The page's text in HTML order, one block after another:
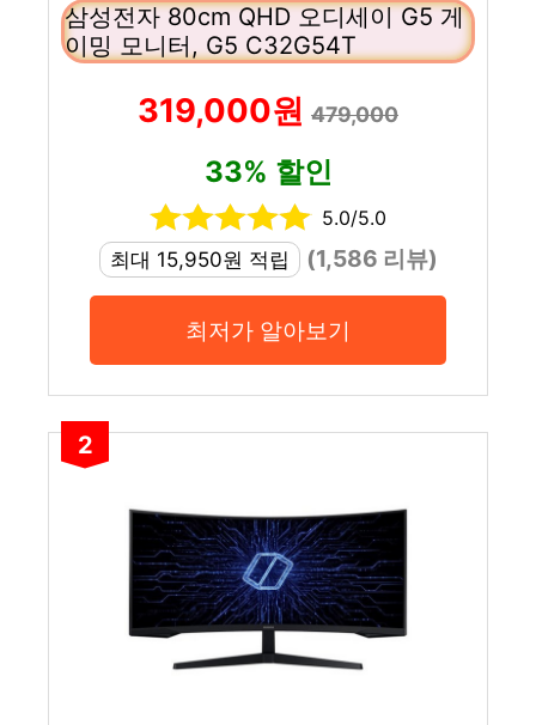
삼성전자 80cm QHD 오디세이 G5 게
이밍 모니터, G5 C32G54T
319,000원 479,000
33% 할인
5.0/5.0
최대 15,950원 적립
(1,586 리뷰)
최저가 알아보기
2